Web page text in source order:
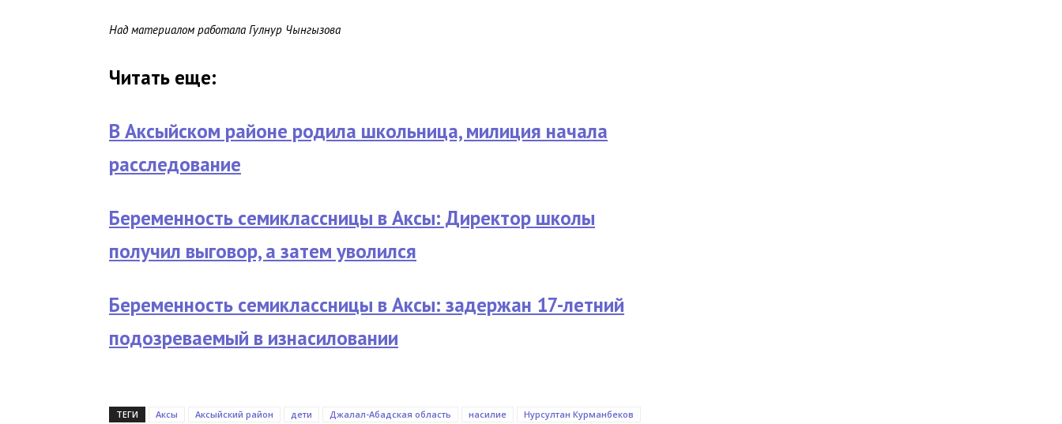
Над материалом работала Гулнур Чынгызова
Читать еще:
В Аксыйском районе родила школьница, милиция начала
расследование
Беременность семиклассницы в Аксы: Директор школы
получил выговор, а затем уволился
Беременность семиклассницы в Аксы: задержан 17-летний
подозреваемый в изнасиловании
ТЕГИ Аксы Аксыйский район дети Джалал-Абадская область насилие
Нурсултан Курманбеков